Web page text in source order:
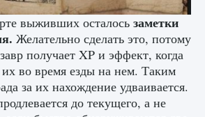
сервера Delta Force
1 286 0 0
выживших осталось заметки
Желательно сделать это, потому
получает XP и эффект, когда
во время езды на нем. Таким
за их нахождение удваивается.
до текущего, а не